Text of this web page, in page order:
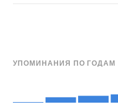
УПОМИНАНИЯ ПО ГОДАМ